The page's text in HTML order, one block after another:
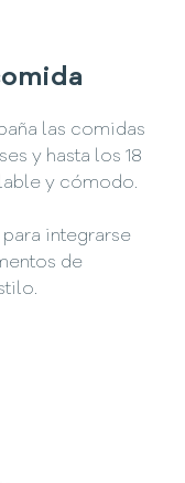
las comidas
y hasta los 18
y cómodo.
integrarse
de